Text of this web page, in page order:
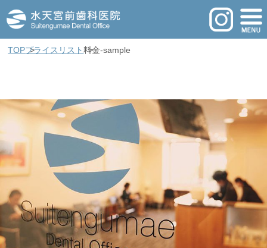
TOPプライスリスト料金-sample